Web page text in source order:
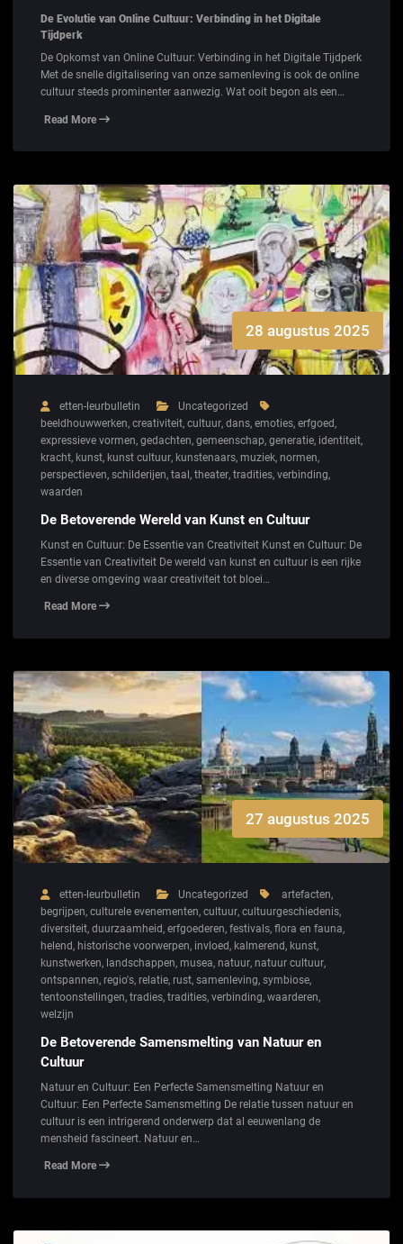
De Evolutie van Online Cultuur: Verbinding in het Digitale
Tijdperk
De Opkomst van Online Cultuur: Verbinding in het Digitale Tijdperk
Met de snelle digitalisering van onze samenleving is ook de online
cultuur steeds prominenter aanwezig. Wat ooit begon als een…
Read More
28 augustus 2025
etten-leurbulletin
Uncategorized
beeldhouwwerken, creativiteit, cultuur, dans, emoties, erfgoed,
expressieve vormen, gedachten, gemeenschap, generatie, identiteit,
kracht, kunst, kunst cultuur, kunstenaars, muziek, normen,
perspectieven, schilderijen, taal , theater, tradities, verbinding,
waarden
De Betoverende Wereld van Kunst en Cultuur
Kunst en Cultuur: De Essentie van Creativiteit Kunst en Cultuur: De
Essentie van Creativiteit De wereld van kunst en cultuur is een rijke
en diverse omgeving waar creativiteit tot bloei…
Read More
27 augustus 2025
etten-leurbulletin Uncategorized artefacten,
begrijpen, culturele evenementen, cultuur, cultuurgeschiedenis,
diversiteit, duurzaamheid, erfgoederen, festivals, flora en fauna,
helend, historische voorwerpen, invloed, kalmerend, kunst,
kunstwerken, landschappen, musea, natuur, natuur cultuur,
ontspannen, regio's, relatie, rust, samenleving, symbiose,
tentoonstellingen, tradies, tradities, verbinding, waarderen,
welzijn
De Betoverende Samensmelting van Natuur en
Cultuur
Natuur en Cultuur: Een Perfecte Samensmelting Natuur en
Cultuur: Een Perfecte Samensmelting De relatie tussen natuur en
cultuur is een intrigerend onderwerp dat al eeuwenlang de
mensheid fascineert. Natuur en…
Read More